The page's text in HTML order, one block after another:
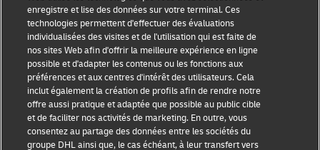
Avis de confidentialité
Informations complémentaires
Paramètres des cookies
Suivez-nous
enregistre et lise des données sur votre terminal. Ces
technologies permettent d'effectuer des évaluations
individualisées des visites et de l'utilisation qui est faite de
nos sites Web afin d'offrir la meilleure expérience en ligne
possible et d'adapter les contenus ou les fonctions aux
préférences et aux centres d'intérêt des utilisateurs. Cela
inclut également la création de profils afin de rendre notre
offre aussi pratique et adaptée que possible au public cible
et de faciliter nos activités de marketing. En outre, vous
consentez au partage des données entre les sociétés du
groupe DHL ainsi que, le cas échéant, à leur transfert vers